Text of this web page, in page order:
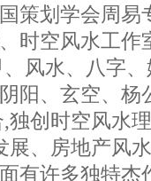
策划学会周易
时空风水工作
风水、八字
阳、玄空、杨
创时空风水
展、房地产风
有许多独特杰